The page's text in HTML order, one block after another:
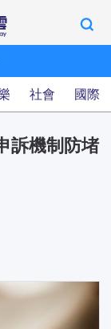
社會 國際
訴機制防堵